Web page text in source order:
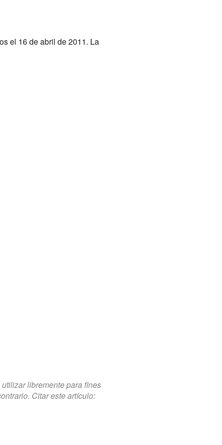
el 16 de abril de 2011. La
libremente para fines
Citar este artículo: